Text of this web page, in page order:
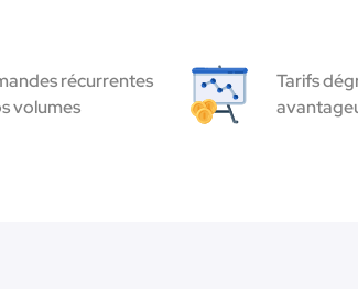
récurrentes
volumes
Tarifs